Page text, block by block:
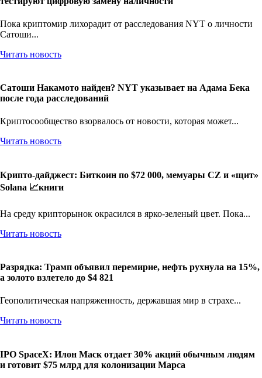
Пока криптомир лихорадит от расследования NYT о личности
Сатоши...
Читать новость
Сатоши Накамото найден? NYT указывает на Адама Бека
после года расследований
Криптосообщество взорвалось от новости, которая может...
Читать новость
Крипто-дайджест: Биткоин по $72 000, мемуары CZ и «щит»
Solana 📈книги
На среду крипторынок окрасился в ярко-зеленый цвет. Пока...
Читать новость
Разрядка: Трамп объявил перемирие, нефть рухнула на 15%,
а золото взлетело до $4 821
Геополитическая напряженность, державшая мир в страхе...
Читать новость
IPO SpaceX: Илон Маск отдает 30% акций обычным людям
и готовит $75 млрд для колонизации Марса